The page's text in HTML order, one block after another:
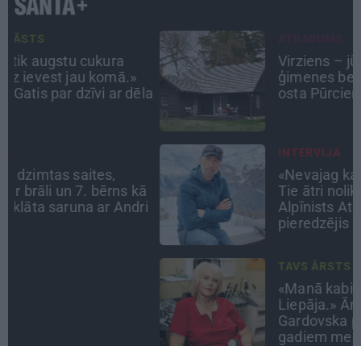
ATRADUMS
Virziens – jūra: Lauderu
ģimenes bezbēdīgi laiskā miera
osta Pūrciemā
«Nevajag kalnos tēlot varoņus!
Tie ātri noliks pie vietas.»
Alpīnists Atis Plakans, kurš
pieredzējis biedra bojāeju
TAVS ĀRSTS
«Manā kabinetā bijusi teju visa
Liepāja.» Ārste Ingrīda
Gardovska par vairāk nekā 50
gadiem medicīnā